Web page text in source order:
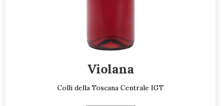
Violana
Colli della Toscana Centrale IGT